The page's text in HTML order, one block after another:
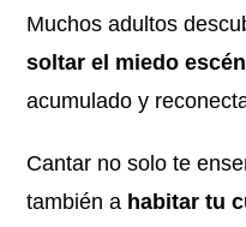
Muchos adultos
soltar el miedo
acumulado y
Cantar no solo te
también a habitar tu